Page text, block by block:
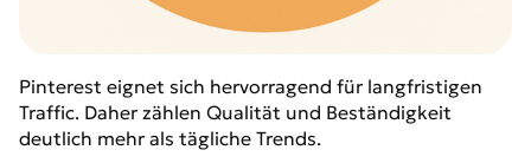
Pinterest eignet sich hervorragend für langfristigen
Traffic. Daher zählen Qualität und Beständigkeit
deutlich mehr als tägliche Trends.